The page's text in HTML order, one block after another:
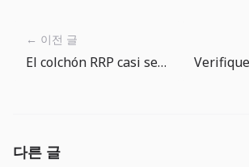
← 이전 글
El colchón RRP casi se agotó: el coste del dólar depende de la fontanería financiera
다른 글